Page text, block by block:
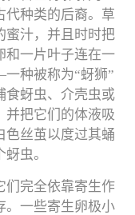
代种类的后裔。草
蜜汁，并且时时把
和一片叶子连在一
种被称为“蚜狮”
食蚜虫、介壳虫或
并把它们的体液吸
色丝茧以度过其蛹
虫。
们完全依靠寄生作
。一些寄生卵极小